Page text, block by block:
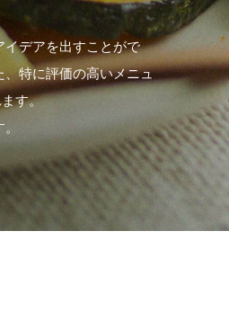
デアを出すことがで
特に評価の高いメニュ
す。